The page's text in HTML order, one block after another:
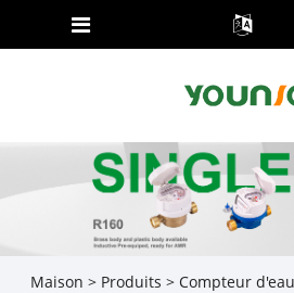
Maison > Produits > Compteur